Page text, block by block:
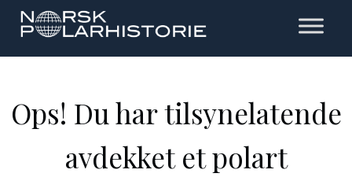
Hopp
hovedinnholdet
Polarhistorie
Ops! Du har tilsynelatende
avdekket et polart